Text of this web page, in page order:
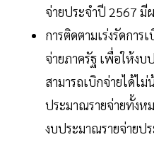
จ่ายประจำปี 2567 มี
การติดตามเร่งรัดกา
จ่ายภาครัฐ เพื่อให้ง
สามารถเบิกจ่ายได้ไ
ประมาณรายจ่ายทั้งห
งบประมาณรายจ่ายป